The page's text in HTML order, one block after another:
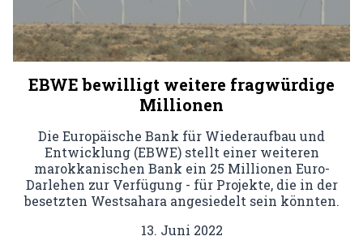
EBWE bewilligt weitere fragwürdige
Millionen
Die Europäische Bank für Wiederaufbau und
Entwicklung (EBWE) stellt einer weiteren
marokkanischen Bank ein 25 Millionen Euro-
Darlehen zur Verfügung - für Projekte, die in der
besetzten Westsahara angesiedelt sein könnten.
13. Juni 2022